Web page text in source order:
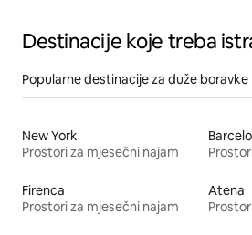
Destinacije koje treba
Popularne destinacije za duže boravke
New York
Prostori za mjesečni najam
Firenca
Prostori za mjesečni najam
Atena